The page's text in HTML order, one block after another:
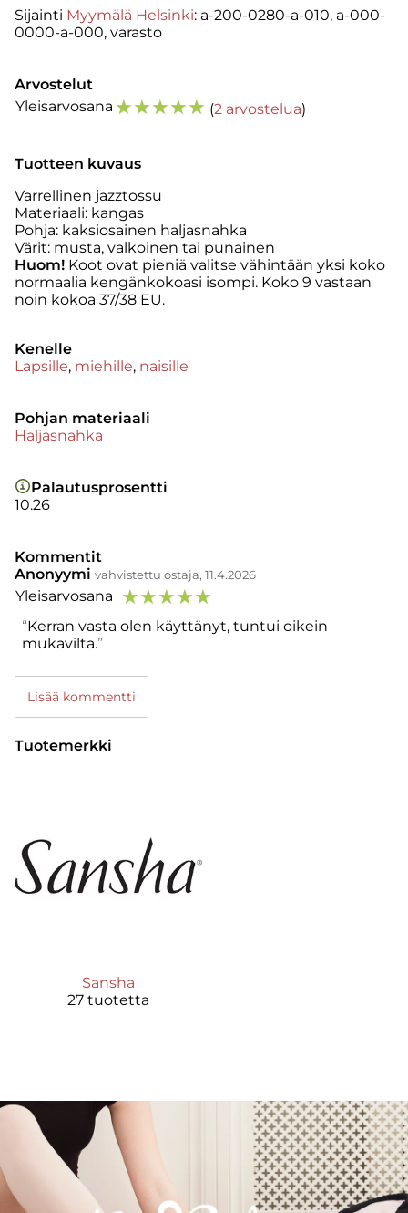
Sijainti Myymälä Helsinki: a-200-0280-a-010, a-000-
0000-a-000, varasto
Arvostelut
Yleisarvosana ☆☆☆☆☆ (2 arvostelua)
Tuotteen kuvaus
Varrellinen jazztossu
Materiaali: kangas
Pohja: kaksiosainen haljasnahka
Värit: musta, valkoinen tai punainen
Huom! Koot ovat pieniä valitse vähintään yksi koko
normaalia kengänkokoasi isompi. Koko 9 vastaan
noin kokoa 37/38 EU.
Kenelle
Lapsille, miehille, naisille
Pohjan materiaali
Haljasnahka
Palautusprosentti
10.26
Kommentit
Anonyymi vahvistettu ostaja, 11.4.2026
Yleisarvosana ☆☆☆☆☆
Kerran vasta olen käyttänyt, tuntui oikein
mukavilta.
Lisää kommentti
Tuotemerkki
Sansha
27 tuotetta